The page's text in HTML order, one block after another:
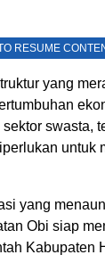
RESUME
yang
swasta,
untuk
yang
Obi siap
Kabupaten